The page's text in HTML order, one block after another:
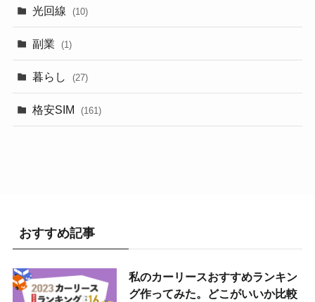
光回線 (10)
副業 (1)
暮らし (27)
格安SIM (161)
おすすめ記事
私のカーリースおすすめランキン
グ作ってみた。どこがいいか比較